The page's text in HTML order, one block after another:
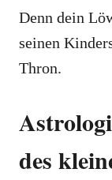
Denn dein
seinen
Thron.
des